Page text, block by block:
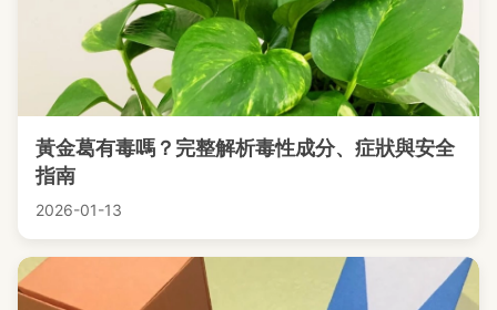
黃金葛有毒嗎？完整解析毒性成分、症狀與安全
指南
2026-01-13